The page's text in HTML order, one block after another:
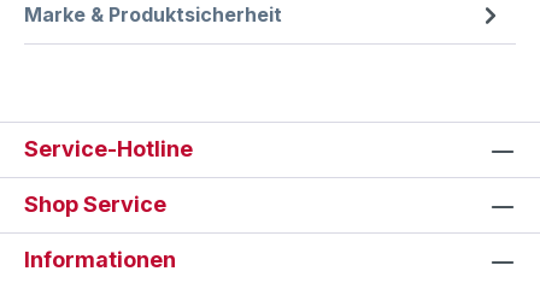
Marke & Produktsicherheit
Service-Hotline
Shop Service
Informationen